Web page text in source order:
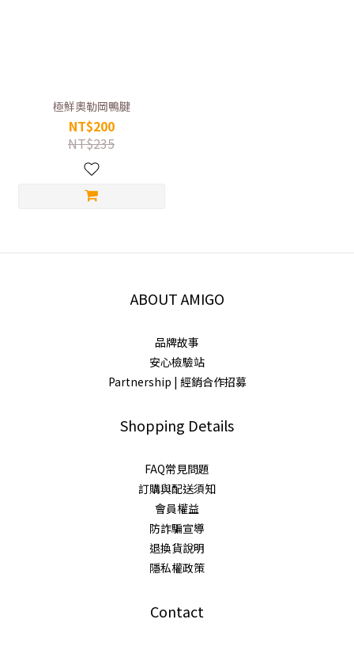
極鮮奧勒岡鴨腱
NT$200
NT$235
ABOUT AMIGO
品牌故事
安心檢驗站
Partnership | 經銷合作招募
Shopping Details
FAQ常見問題
訂購與配送須知
會員權益
防詐騙宣導
退換貨說明
隱私權政策
Contact